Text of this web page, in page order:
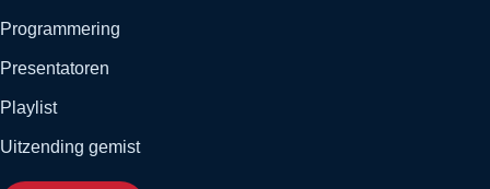
Programmering
Presentatoren
Playlist
Uitzending gemist